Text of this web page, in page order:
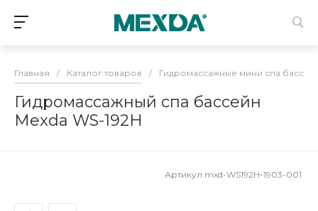
Главная / Каталог товаров / Гидромассажные мини спа
Гидромассажный спа бассейн
Mexda WS-192H
Артикул mxd-WS192H-1903-001